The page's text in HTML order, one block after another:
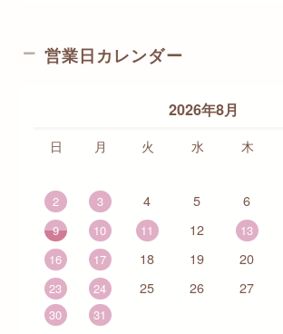
営業日カレンダー
2026年8月
日 月 火 水 木
2 3 4 5 6
9 10 11 12 13
16
17 18 19 20
23 24 25 26 27
30 31